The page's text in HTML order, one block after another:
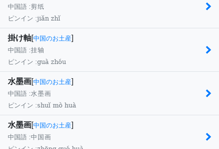
中国語 :剪纸
ピンイン :jiǎn zhǐ
掛け軸[中国のお土産]
中国語 :挂轴
ピンイン :guà zhóu
水墨画[中国のお土産]
中国語 :水墨画
ピンイン :shuǐ mò huà
水墨画[中国のお土産]
中国語 :中国画